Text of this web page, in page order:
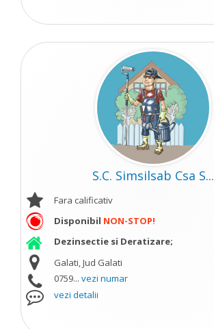
S.C. Simsilsab Csa S...
Fara calificativ
Disponibil NON-STOP!
Dezinsectie si Deratizare;
Galati, Jud Galati
0759... vezi numar
vezi detalii